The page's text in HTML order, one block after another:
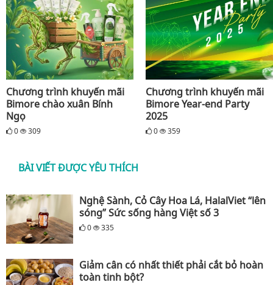
Chương trình khuyến mãi
Bimore chào xuân Bính
Ngọ
0 309
Chương trình khuyến mãi
Bimore Year-end Party
2025
0 359
BÀI VIẾT ĐƯỢC YÊU THÍCH
Nghệ Sành, Cỏ Cây Hoa Lá, HalalViet “lên
sóng” Sức sống hàng Việt số 3
0 335
Giảm cân có nhất thiết phải cắt bỏ hoàn
toàn tinh bột?